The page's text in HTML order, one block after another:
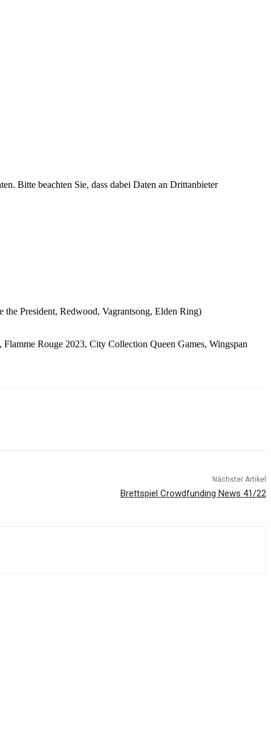
Bitte beachten Sie, dass dabei Daten an Drittanbieter
President, Redwood, Vagrantsong, Elden Ring)
Rouge 2023, City Collection Queen Games, Wingspan
Nächster Artikel
Brettspiel Crowdfunding News 41/22